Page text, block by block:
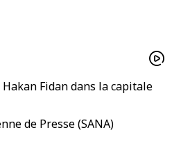
Fidan dans la capitale